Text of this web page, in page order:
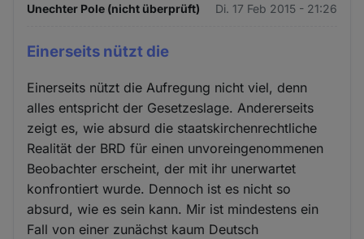
Unechter Pole (nicht überprüft) Di. 17 Feb 2015 - 21:26
Einerseits nützt die
Einerseits nützt die Aufregung nicht viel, denn
alles entspricht der Gesetzeslage. Andererseits
zeigt es, wie absurd die staatskirchenrechtliche
Realität der BRD für einen unvoreingenommenen
Beobachter erscheint, der mit ihr unerwartet
konfrontiert wurde. Dennoch ist es nicht so
absurd, wie es sein kann. Mir ist mindestens ein
Fall von einer zunächst kaum Deutsch